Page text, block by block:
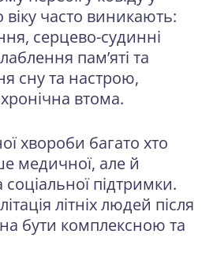
часто виникають:
серцево-судинні
пам’яті та
сну та настрою,
втома.
хвороби багато хто
медичної, але й
соціальної підтримки.
літніх людей після
бути комплексною та